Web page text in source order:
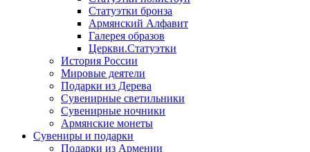
Статуэтки бронза
Армянский Алфавит
Галерея образов
Церкви.Статуэтки
История России
Мировые деятели
Подарки из Дерева
Сувенирные светильники
Сувенирные ночники
Армянские монеты
Сувениры и подарки
Подарки из Армении